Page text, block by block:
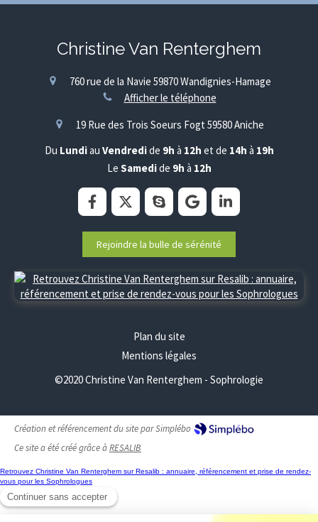
Christine Van Renterghem
760 rue de la Navie 59870Wandignies-Hamage
Afficher le téléphone
19 Rue des Trois Soeurs Fogt 59580Aniche
Du Lundiau Vendredide 9h à 12h et de 14h à 19h
Le Samedide 9h à 12h
Rejoindre la bulle de sérénité
Plan du site
Mentions légales
©2020 Christine Van Renterghem - Sophrologie
Création et référencement du site par Simplébo
Ce site a été créé grâce àRESALIB
Retrouvez Christine Van Renterghem sur Resalib : annuaire, référencement et prise de rendez-
vous pour les Sophrologues